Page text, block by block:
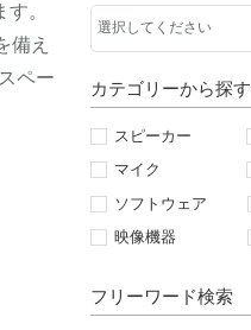
。
備え
ペー
カテゴリーから探す
スピーカー
マイク
ソフトウェア
映像機器
フリーワード検索